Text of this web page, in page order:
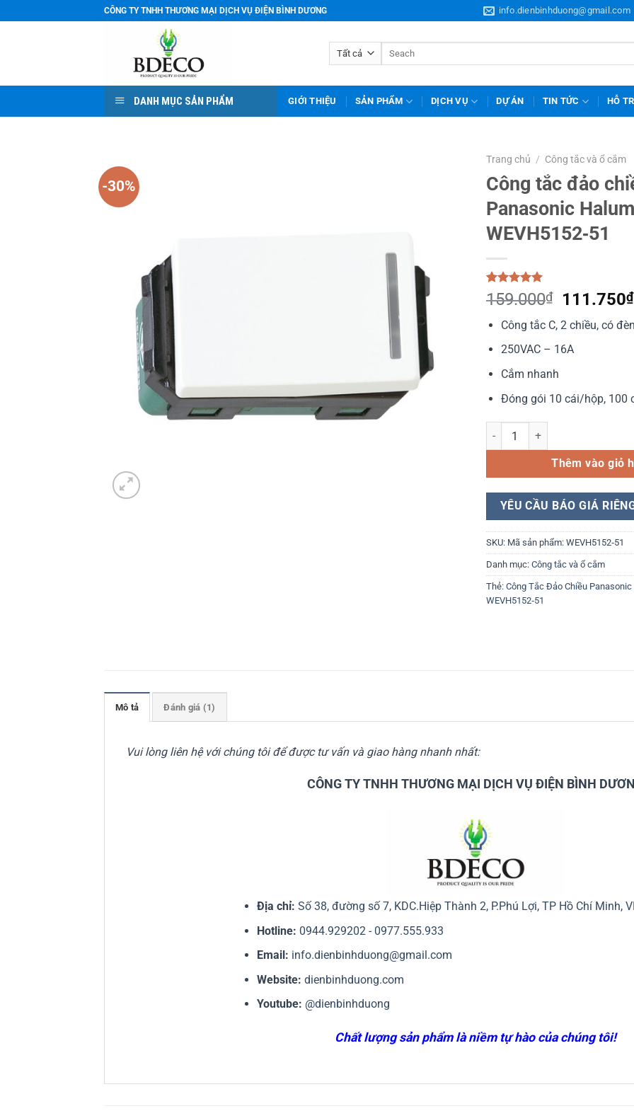
qua
CÔNG TY TNHH THƯƠNG MẠI DỊCH VỤ ĐIỆN BÌNH DƯƠNG info.dienbinhduong@gmail.com
DANH MỤC SẢN PHẨM GIỚI THIỆU SẢN PHẨM DỊCH VỤ DỰ ÁN TIN TỨC HỖ
-30%
Trang chủ / Công tắc và ổ cắm
Công tắc đảo
Panasonic
WEVH5152‑51
5.00trên 5
dựa trên
1
159.000₫
Giá
gốc
là:
111.750₫
Công tắc C, 2 chiều, có
250VAC – 16A
Cắm nhanh
Đóng gói 10 cái/hộp, 100
Công tắc đảo chiều Panasonic
Thêm vào giỏ
YÊU CẦU BÁO GIÁ
SKU: Mã sản phẩm: WEVH5152‑51
Danh mục: Công tắc và ổ cắm
Thẻ: Công Tắc Đảo Chiều
WEVH5152‑51
Mô tả Đánh giá (1)
Vui lòng liên hệ với chúng tôi để được tư vấn và giao hàng nhanh nhất:
CÔNG TY TNHH THƯƠNG MẠI DỊCH VỤ ĐIỆN BÌNH
Địa chỉ: Số 38, đường số 7, KDC.Hiệp Thành 2, P.Phú Lợi, TP Hồ Chí Minh,
Hotline: 0944.929202 - 0977.555.933
Email: info.dienbinhduong@gmail.com
Website: dienbinhduong.com
Youtube: @dienbinhduong
Chất lượng sản phẩm là niềm tự hào của chúng tôi!